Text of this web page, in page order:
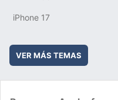
iPhone 17
VER MÁS TEMAS